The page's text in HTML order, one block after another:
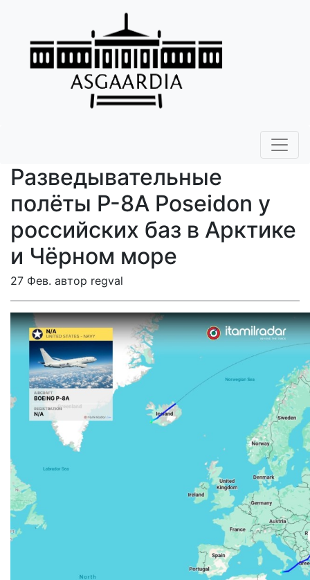
Разведывательные
полёты P-8A Poseidon у
российских баз в Арктике
и Чёрном море
27 Фев. автор regval